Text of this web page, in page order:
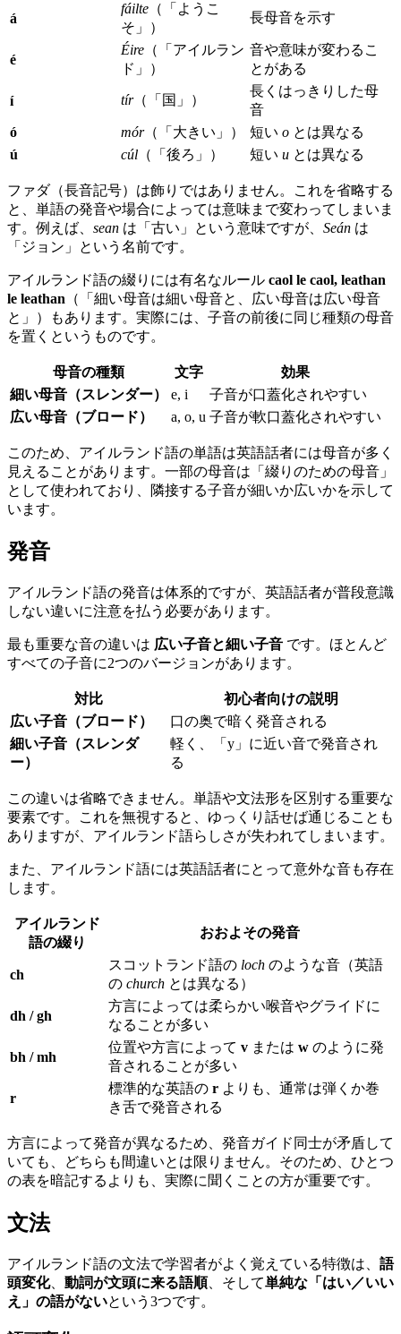
á
fáilte （「ようこ
そ」）
長母音を示す
é
Éire （「アイルラン
ド」）
音や意味が変わるこ
とがある
í tír（「国」）
長くはっきりした母
音
ó
mór（「大きい」） 短い o とは異なる
ú
cúl （「後ろ」） 短い u とは異なる
ファダ（長音記号）は飾りではありません。これを省略する
と、単語の発音や場合によっては意味まで変わってしまいま
す。例えば、 sean は「古い」という意味ですが、 Seán は
「ジョン」という名前です。
アイルランド語の綴りには有名なルール caol le caol, leathan
le leathan （「細い母音は細い母音と、広い母音は広い母音
と」）もあります。実際には、子音の前後に同じ種類の母音
を置くというものです。
母音の種類 文字
効果
細い母音（スレンダー）
e, i
子音が口蓋化されやすい
広い母音（ブロード）
a, o, u 子音が軟口蓋化されやすい
このため、アイルランド語の単語は英語話者には母音が多く
見えることがあります。一部の母音は「綴りのための母音」
として使われており、隣接する子音が細いか広いかを示して
います。
発音
アイルランド語の発音は体系的ですが、英語話者が普段意識
しない違いに注意を払う必要があります。
最も重要な音の違いは 広い子音と細い子音 です。ほとんど
すべての子音に2つのバージョンがあります。
対比
初心者向けの説明
広い子音（ブロード）
口の奥で暗く発音される
細い子音（スレンダ
ー）
軽く、「y」に近い音で発音され
る
この違いは省略できません。単語や文法形を区別する重要な
要素です。これを無視すると、ゆっくり話せば通じることも
ありますが、アイルランド語らしさが失われてしまいます。
また、アイルランド語には英語話者にとって意外な音も存在
します。
アイルランド
語の綴り
おおよその発音
ch
スコットランド語の loch のような音（英語
の church とは異なる）
dh / gh
方言によっては柔らかい喉音やグライドに
なることが多い
bh / mh
位置や方言によって v または w のように発
音されることが多い
r
標準的な英語の r よりも、通常は弾くか巻
き舌で発音される
方言によって発音が異なるため、発音ガイド同士が矛盾して
いても、どちらも間違いとは限りません。そのため、ひとつ
の表を暗記するよりも、実際に聞くことの方が重要です。
文法
アイルランド語の文法で学習者がよく覚えている特徴は、 語
頭変化、 動詞が文頭に来る語順、そして単純な「はい／いい
え」の語がないという3つです。